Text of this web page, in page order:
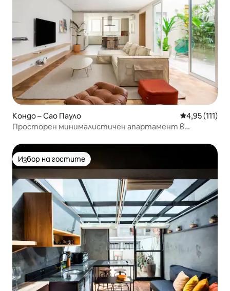
Кондо – Сао Пауло Средна
4,95 (111)
Просторен минималистичен апартамент в
Избор на гостите
Избор на гостите